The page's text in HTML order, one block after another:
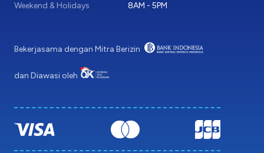
Weekend & Holidays
8AM - 5PM
Bekerjasama dengan Mitra Berizin
dan Diawasi oleh